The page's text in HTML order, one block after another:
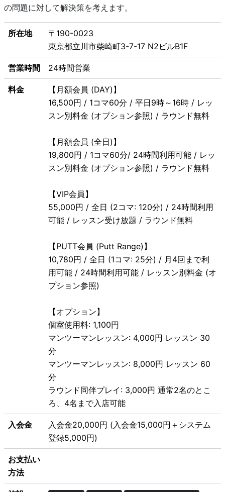
の問題に対して解決策を考えます。
所在地
〒190-0023
東京都立川市柴崎町3-7-17 N2ビルB1F
営業時間 24時間営業
料金
【月額会員 (DAY)】
16,500円 / 1コマ60分 / 平日9時～16時 / レッ
スン別料金 (オプション参照) / ラウンド無料
【月額会員 (全日)】
19,800円 / 1コマ60分/ 24時間利用可能 / レッ
スン別料金 (オプション参照) / ラウンド無料
【VIP会員】
55,000円 / 全日 (2コマ: 120分) / 24時間利用
可能 / レッスン受け放題 / ラウンド無料
【PUTT会員 (Putt Range)】
10,780円 / 全日 (1コマ: 25分) / 月4回まで利
用可能 / 24時間利用可能 / レッスン別料金 (オ
プション参照)
【オプション】
個室使用料: 1,100円
マンツーマンレッスン: 4,000円 レッスン 30
分
マンツーマンレッスン: 8,000円 レッスン 60
分
ラウンド同伴プレイ: 3,000円 通常2名のとこ
ろ、4名まで入店可能
入会金
入会金20,000円 (入会金15,000円＋システム
登録5,000円)
お支払い
方法